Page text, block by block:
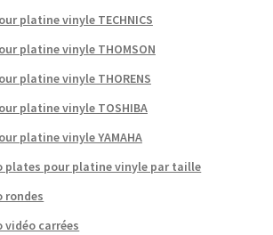
platine vinyle TECHNICS
platine vinyle THOMSON
platine vinyle THORENS
platine vinyle TOSHIBA
platine vinyle YAMAHA
plates pour platine vinyle par taille
rondes
vidéo carrées